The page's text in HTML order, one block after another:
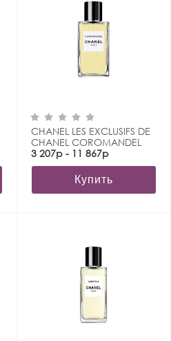
CHANEL LES EXCLUSIFS DE
CHANEL COROMANDEL
3 207р - 11 867р
Купить